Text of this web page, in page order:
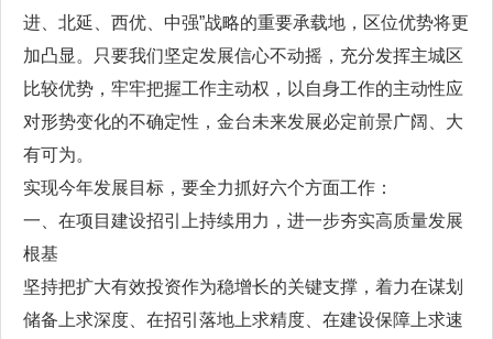
进、北延、西优、中强”战略的重要承载地，区位优势将更
加凸显。只要我们坚定发展信心不动摇，充分发挥主城区
比较优势，牢牢把握工作主动权，以自身工作的主动性应
对形势变化的不确定性，金台未来发展必定前景广阔、大
有可为。
实现今年发展目标，要全力抓好六个方面工作：
一、在项目建设招引上持续用力，进一步夯实高质量发展
根基
坚持把扩大有效投资作为稳增长的关键支撑，着力在谋划
储备上求深度、在招引落地上求精度、在建设保障上求速